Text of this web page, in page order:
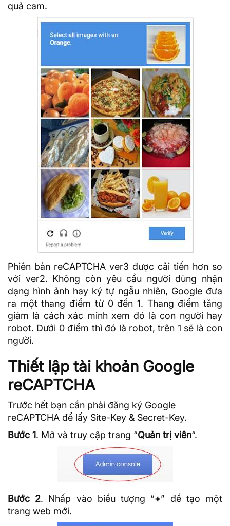
quả cam.
Phiên bản reCAPTCHA ver3 được cải tiến hơn so
với ver2. Không còn yêu cầu người dùng nhận
dạng hình ảnh hay ký tự ngẫu nhiên, Google đưa
ra một thang điểm từ 0 đến 1. Thang điểm tăng
giảm là cách xác minh xem đó là con người hay
robot. Dưới 0 điểm thì đó là robot, trên 1 sẽ là con
người.
Thiết lập tài khoản Google
reCAPTCHA
Trước hết bạn cần phải đăng ký Google
reCAPTCHA để lấy Site-Key & Secret-Key.
Bước 1. Mở và truy cập trang “Quản trị viên“.
Bước 2. Nhấp vào biểu tượng “+” để tạo một
trang web mới.